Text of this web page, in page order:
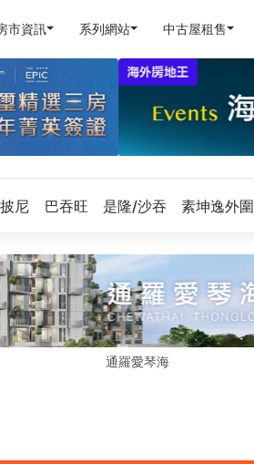
市資訊 系列網站 中古屋租售
尼 巴吞旺 是隆/沙吞 素坤逸外圍
通羅愛琴海